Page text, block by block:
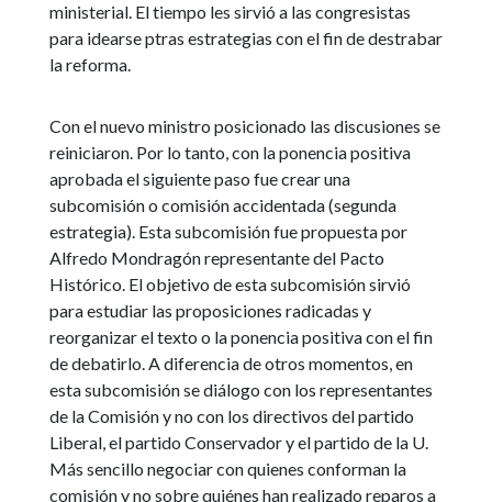
ministerial. El tiempo les sirvió a las congresistas
para idearse ptras estrategias con el fin de destrabar
la reforma.
Con el nuevo ministro posicionado las discusiones se
reiniciaron. Por lo tanto, con la ponencia positiva
aprobada el siguiente paso fue crear una
subcomisión o comisión accidentada (segunda
estrategia). Esta subcomisión fue propuesta por
Alfredo Mondragón representante del Pacto
Histórico. El objetivo de esta subcomisión sirvió
para estudiar las proposiciones radicadas y
reorganizar el texto o la ponencia positiva con el fin
de debatirlo. A diferencia de otros momentos, en
esta subcomisión se diálogo con los representantes
de la Comisión y no con los directivos del partido
Liberal, el partido Conservador y el partido de la U.
Más sencillo negociar con quienes conforman la
comisión y no sobre quiénes han realizado reparos a